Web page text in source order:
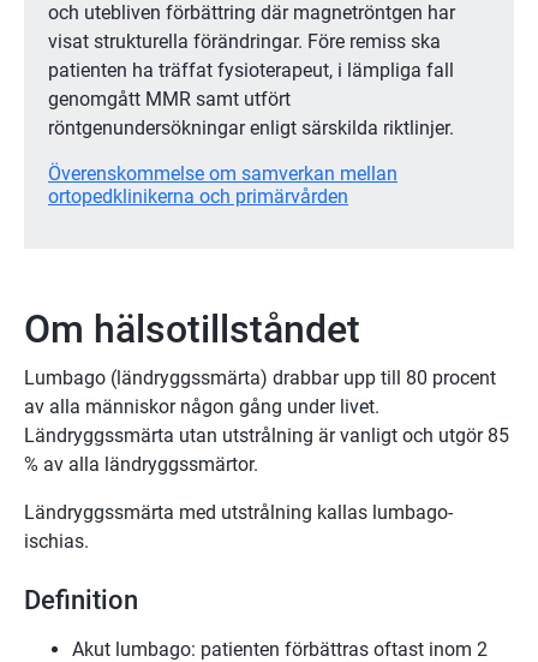
och utebliven förbättring där magnetröntgen har
visat strukturella förändringar. Före remiss ska
patienten ha träffat fysioterapeut, i lämpliga fall
genomgått MMR samt utfört
röntgenundersökningar enligt särskilda riktlinjer.
Överenskommelse om samverkan mellan
ortopedklinikerna och primärvården
Om hälsotillståndet
Lumbago (ländryggssmärta) drabbar upp till 80 procent
av alla människor någon gång under livet.
Ländryggssmärta utan utstrålning är vanligt och utgör 85
% av alla ländryggssmärtor.
Ländryggssmärta med utstrålning kallas lumbago-
ischias.
Definition
Akut lumbago: patienten förbättras oftast inom 2